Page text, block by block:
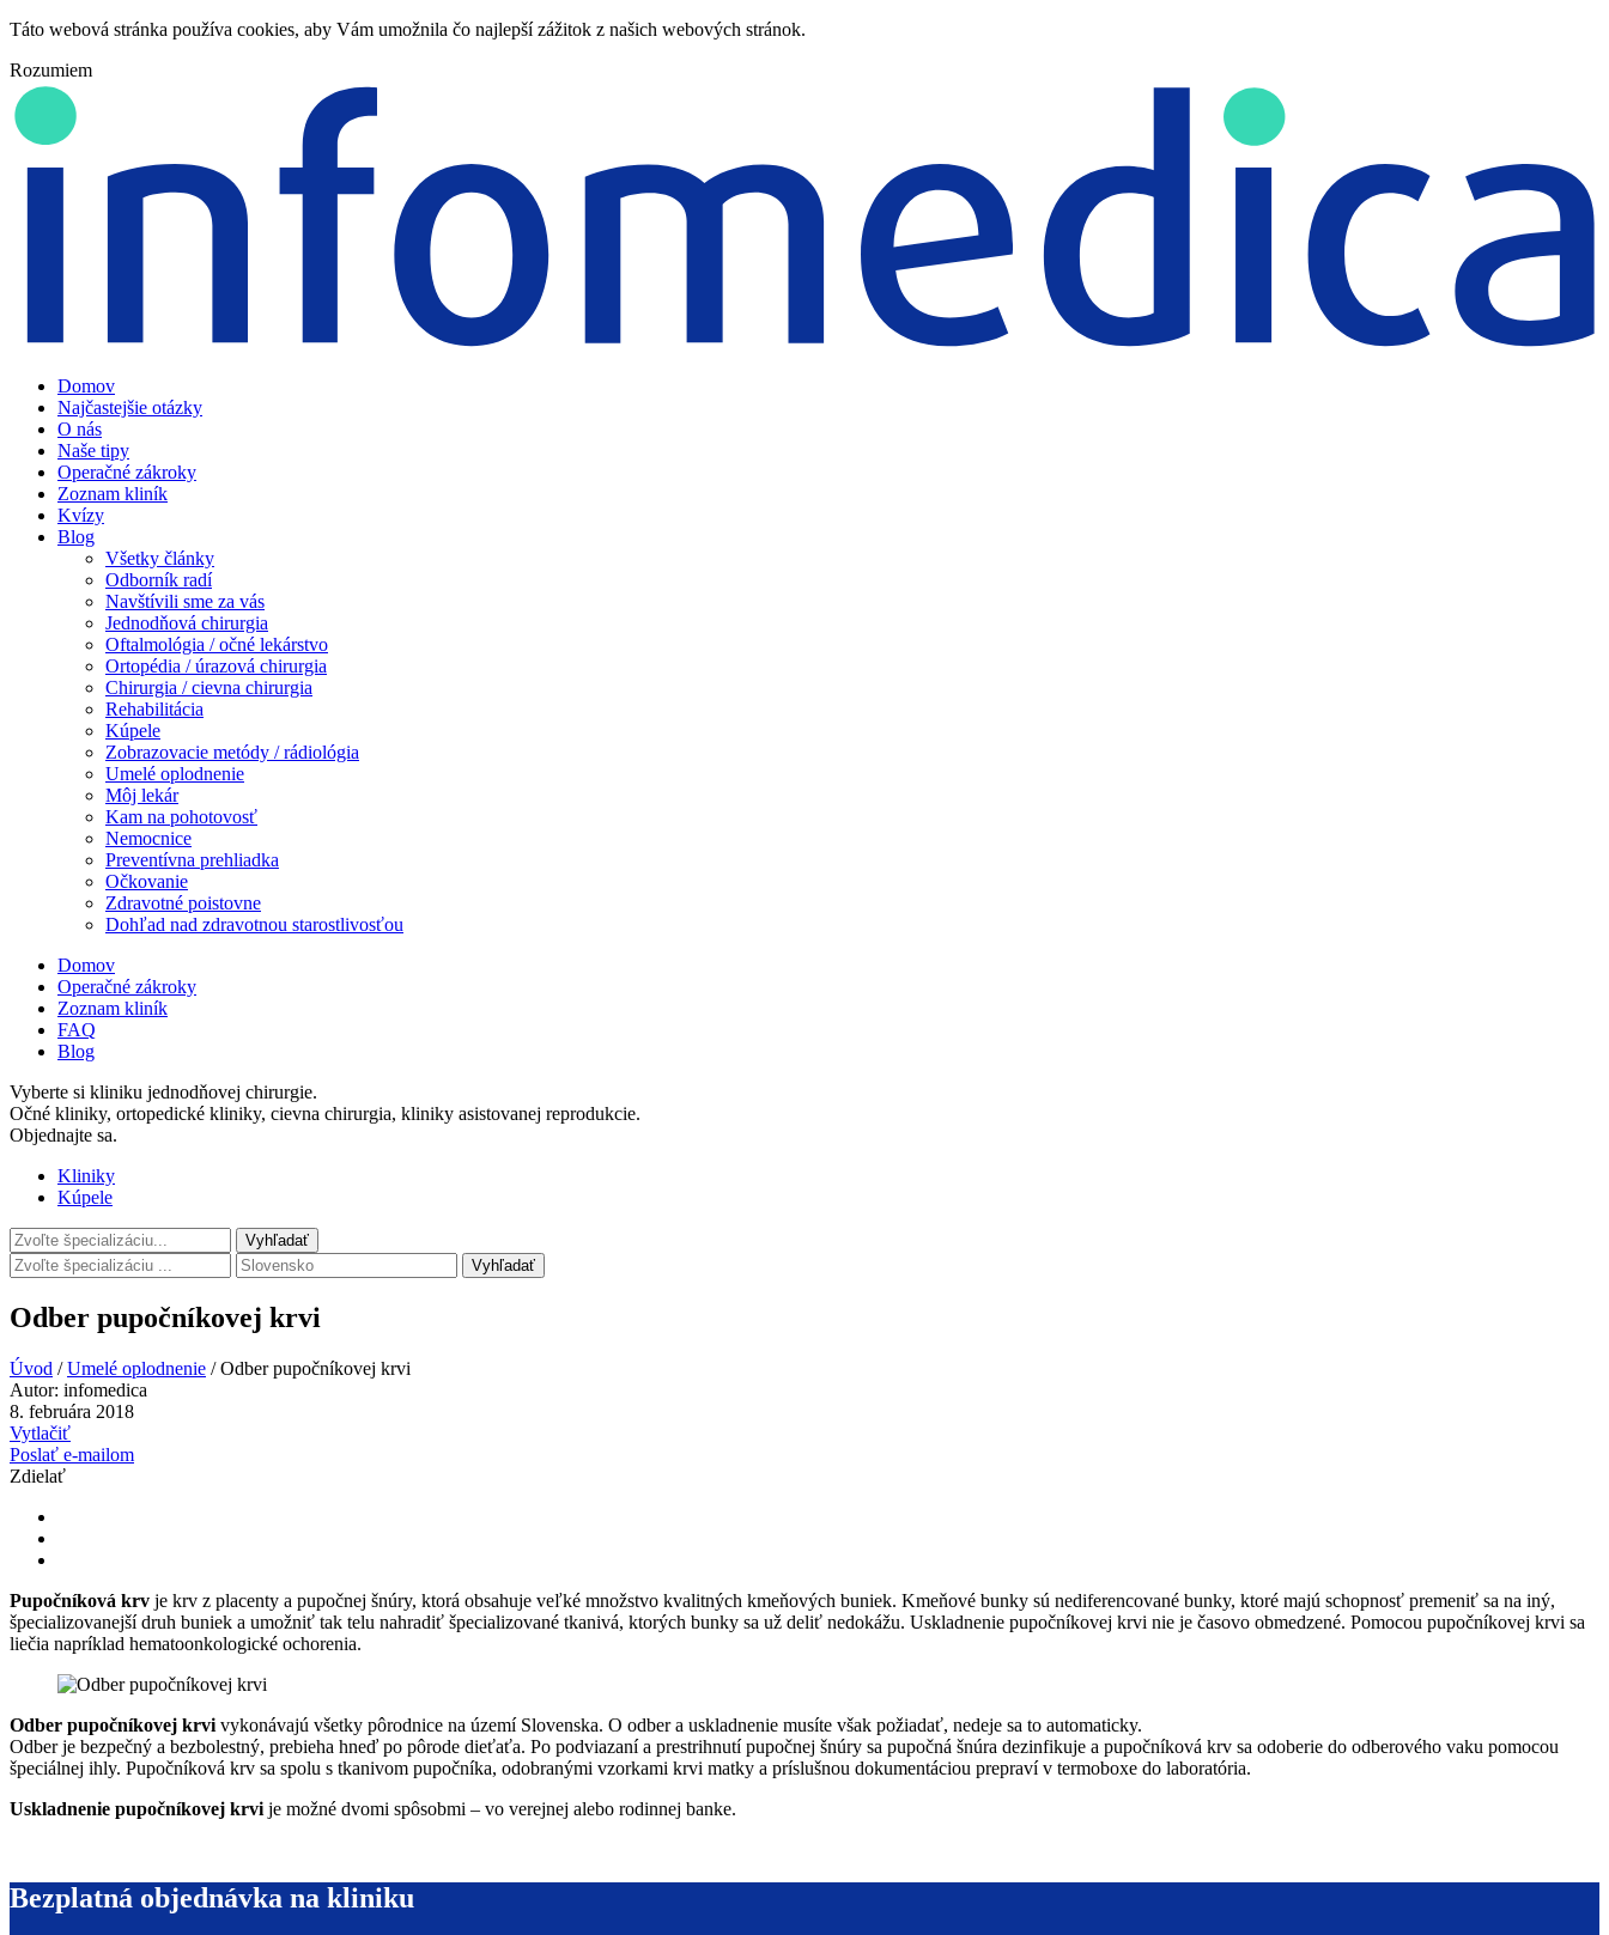
Táto webová stránka používa cookies, aby Vám umožnila čo najlepší zážitok z našich webových stránok.
Rozumiem
Domov
Najčastejšie otázky
O nás
Naše tipy
Operačné zákroky
Zoznam kliník
Kvízy
Blog
Všetky články
Odborník radí
Navštívili sme za vás
Jednodňová chirurgia
Oftalmológia / očné lekárstvo
Ortopédia / úrazová chirurgia
Chirurgia / cievna chirurgia
Rehabilitácia
Kúpele
Zobrazovacie metódy / rádiológia
Umelé oplodnenie
Môj lekár
Kam na pohotovosť
Nemocnice
Preventívna prehliadka
Očkovanie
Zdravotné poistovne
Dohľad nad zdravotnou starostlivosťou
Domov
Operačné zákroky
Zoznam kliník
FAQ
Blog
Vyberte si kliniku jednodňovej chirurgie.
Očné kliniky, ortopedické kliniky, cievna chirurgia, kliniky asistovanej reprodukcie.
Objednajte sa.
Kliniky
Kúpele
Vyhľadať
Odber pupočníkovej krvi
Úvod /Umelé oplodnenie /Odber pupočníkovej krvi
Autor: infomedica
8. februára 2018
Vytlačiť
Poslať e-mailom
Zdielať
Pupočníková krv je krv z placenty a pupočnej šnúry, ktorá obsahuje veľké množstvo kvalitných kmeňových buniek. Kmeňové bunky sú nediferencované bunky, ktoré majú schopnosť premeniť sa na iný,
špecializovanejší druh buniek a umožniť tak telu nahradiť špecializované tkanivá, ktorých bunky sa už deliť nedokážu. Uskladnenie pupočníkovej krvi nie je časovo obmedzené. Pomocou pupočníkovej krvi sa
liečia napríklad hematoonkologické ochorenia.
Odber pupočníkovej krvi vykonávajú všetky pôrodnice na území Slovenska. O odber a uskladnenie musíte však požiadať, nedeje sa to automaticky.
Odber je bezpečný a bezbolestný, prebieha hneď po pôrode dieťaťa. Po podviazaní a prestrihnutí pupočnej šnúry sa pupočná šnúra dezinfikuje a pupočníková krv sa odoberie do odberového vaku pomocou
špeciálnej ihly. Pupočníková krv sa spolu s tkanivom pupočníka, odobranými vzorkami krvi matky a príslušnou dokumentáciou prepraví v termoboxe do laboratória.
Uskladnenie pupočníkovej krvi je možné dvomi spôsobmi – vo verejnej alebo rodinnej banke.
Bezplatná objednávka na kliniku